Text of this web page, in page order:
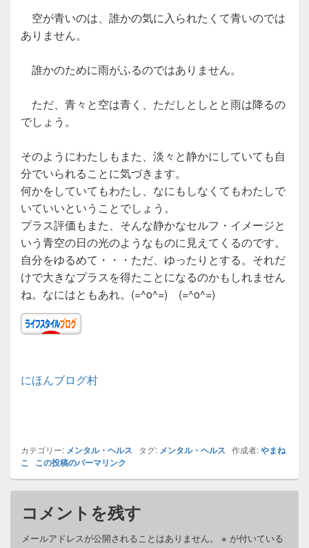
空が青いのは、誰かの気に入られたくて青いのでは
ありません。
誰かのために雨がふるのではありません。
ただ、青々と空は青く、ただしとしとと雨は降るの
でしょう。
そのようにわたしもまた、淡々と静かにしていても自
分でいられることに気づきます。
何かをしていてもわたし、なにもしなくてもわたしで
いていいということでしょう。
プラス評価もまた、そんな静かなセルフ・イメージと
いう青空の日の光のようなものに見えてくるのです。
自分をゆるめて・・・ただ、ゆったりとする。それだ
けで大きなプラスを得たことになるのかもしれません
ね。なにはともあれ。(=^o^=) (=^o^=)
にほんブログ村
カテゴリー: メンタル・ヘルス タグ: メンタル・ヘルス 作成者:やまね
こ
この投稿のパーマリンク
コメントを残す
メールアドレスが公開されることはありません。 ※ が付いている